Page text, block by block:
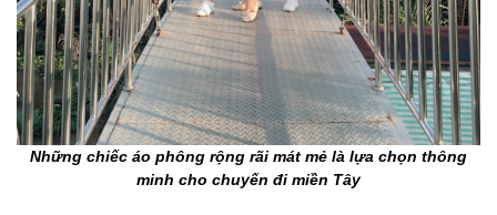
Những chiếc áo phông rộng rãi mát mẻ là lựa chọn thông
minh cho chuyến đi miền Tây